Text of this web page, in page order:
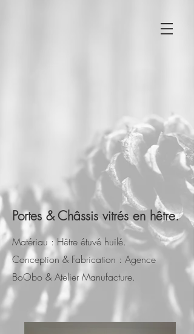
Matériau : Hêtre étuvé huilé.
Conception & Fabrication : Agence
BoObo & Atelier Manufacture.
Portes & Châssis vitrés en hêtre.